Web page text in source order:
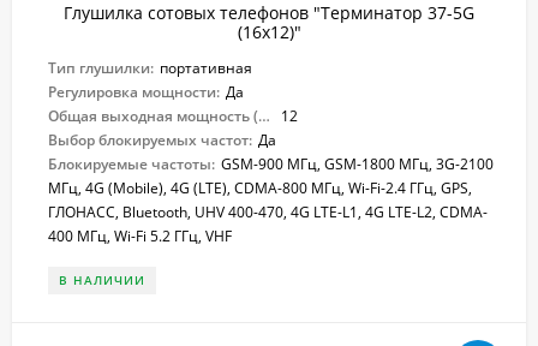
Глушилка сотовых телефонов "Терминатор 37-5G
(16х12)"
Тип глушилки: портативная
Регулировка мощности: Да
Общая выходная мощность (Вт):
12
Выбор блокируемых частот: Да
Блокируемые частоты: GSM-900 МГц, GSM-1800 МГц, 3G-2100
МГц, 4G (Mobile), 4G (LTE), CDMA-800 МГц, Wi-Fi-2.4 ГГц, GPS,
ГЛОНАСС, Bluetooth, UHV 400-470, 4G LTE-L1, 4G LTE-L2, CDMA-
400 МГц, Wi-Fi 5.2 ГГц, VHF
В НАЛИЧИИ